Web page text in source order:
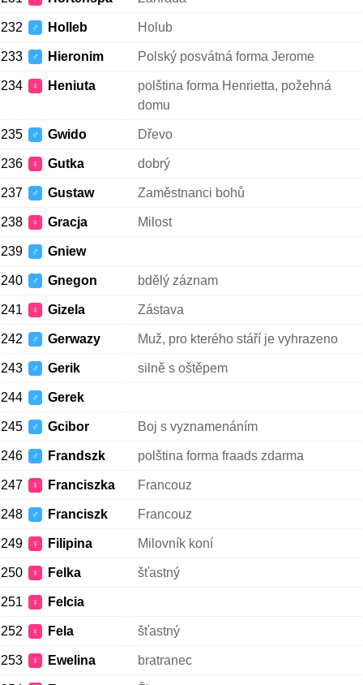
232 ♂ Holleb Holub
233 ♂ Hieronim Polský posvátná forma Jerome
234 ♀ Heniuta
polština forma Henrietta, požehná
domu
235 ♂ Gwido Dřevo
236 ♀ Gutka dobrý
237 ♂ Gustaw Zaměstnanci bohů
238 ♀ Gracja Milost
239 ♂ Gniew
240 ♂ Gnegon bdělý záznam
241 ♀ Gizela Zástava
242 ♂ Gerwazy Muž, pro kterého stáří je vyhrazeno
243 ♂ Gerik silně s oštěpem
244 ♂ Gerek
245 ♂ Gcibor Boj s vyznamenáním
246 ♂ Frandszk polština forma fraads zdarma
247 ♀ Franciszka Francouz
248 ♂ Franciszk Francouz
249 ♀ Filipina Milovník koní
250 ♀ Felka šťastný
251 ♀ Felcia
252 ♀ Fela šťastný
253 ♀ Ewelina bratranec